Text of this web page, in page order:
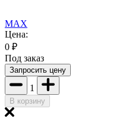
MAX
Цена:
0 ₽
Под заказ
Запросить цену
1
В корзину